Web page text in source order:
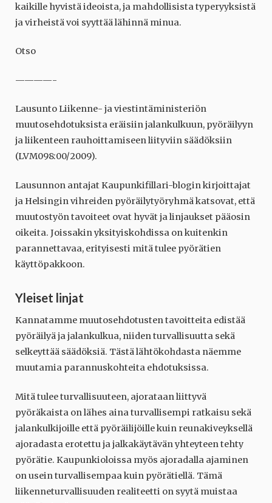
kaikille hyvistä ideoista, ja mahdollisista typeryyksistä
ja virheistä voi syyttää lähinnä minua.
Otso
————-
Lausunto Liikenne- ja viestintäministeriön
muutosehdotuksista eräisiin jalankulkuun, pyöräilyyn
ja liikenteen rauhoittamiseen liityviin säädöksiin
(LVM098:00/2009).
Lausunnon antajat Kaupunkifillari-blogin kirjoittajat
ja Helsingin vihreiden pyöräilytyöryhmä katsovat, että
muutostyön tavoiteet ovat hyvät ja linjaukset pääosin
oikeita. Joissakin yksityiskohdissa on kuitenkin
parannettavaa, erityisesti mitä tulee pyörätien
käyttöpakkoon.
Yleiset linjat
Kannatamme muutosehdotusten tavoitteita edistää
pyöräilyä ja jalankulkua, niiden turvallisuutta sekä
selkeyttää säädöksiä. Tästä lähtökohdasta näemme
muutamia parannuskohteita ehdotuksissa.
Mitä tulee turvallisuuteen, ajorataan liittyvä
pyöräkaista on lähes aina turvallisempi ratkaisu sekä
jalankulkijoille että pyöräilijöille kuin reunakiveyksellä
ajoradasta erotettu ja jalkakäytävän yhteyteen tehty
pyörätie. Kaupunkioloissa myös ajoradalla ajaminen
on usein turvallisempaa kuin pyörätiellä. Tämä
liikenneturvallisuuden realiteetti on syytä muistaa